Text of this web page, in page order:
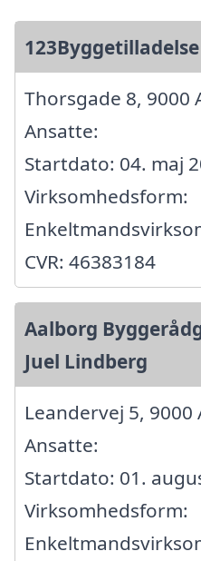
123Byggetilladelse
Thorsgade 8, 9000
Ansatte:
Startdato: 04. maj
Virksomhedsform:
CVR: 46383184
Aalborg
Juel Lindberg
Leandervej 5, 9000
Ansatte:
Startdato: 01.
Virksomhedsform: